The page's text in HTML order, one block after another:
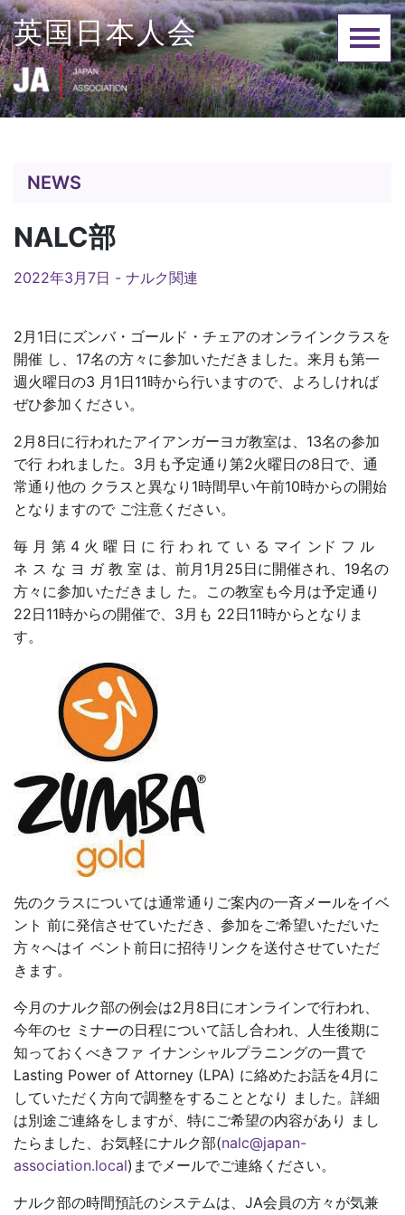
Skip
to
content
英国日本人会
NEWS
NALC部
2022年3月7日 - ナルク関連
2月1日にズンバ・ゴールド・チェアのオンラインクラスを
開催 し、17名の方々に参加いただきました。来月も第一
週火曜日の3 月1日11時から行いますので、よろしければ
ぜひ参加ください。
2月8日に行われたアイアンガーヨガ教室は、13名の参加
で行 われました。3月も予定通り第2火曜日の8日で、通
常通り他の クラスと異なり1時間早い午前10時からの開始
となりますので ご注意ください。
毎 月 第 4 火 曜 日 に 行 わ れ て い る マイ ンド フ ル
ネ ス な ヨ ガ 教 室 は、前月1月25日に開催され、19名の
方々に参加いただきまし た。この教室も今月は予定通り
22日11時からの開催で、3月も 22日11時からとなりま
す。
先のクラスについては通常通りご案内の一斉メールをイベ
ント 前に発信させていただき、参加をご希望いただいた
方々へはイ ベント前日に招待リンクを送付させていただ
きます。
今月のナルク部の例会は2月8日にオンラインで行われ、
今年のセ ミナーの日程について話し合われ、人生後期に
知っておくべきファ イナンシャルプラニングの一貫で
Lasting Power of Attorney (LPA) に絡めたお話を4月に
していただく方向で調整をすることとなり ました。詳細
は別途ご連絡をしますが、特にご希望の内容があり まし
たらました、お気軽にナルク部(nalc@japan-
association.local)までメールでご連絡ください。
ナルク部の時間預託のシステムは、JA会員の方々が気兼